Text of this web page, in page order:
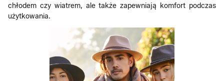
chłodem czy wiatrem, ale także zapewniają komfort podczas
użytkowania.